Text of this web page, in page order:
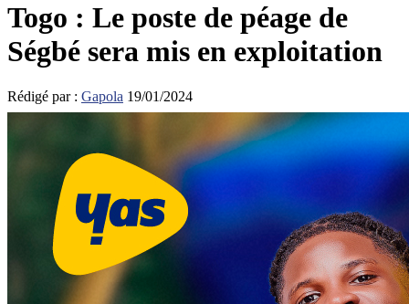
Togo : Le poste de péage de
Ségbé sera mis en exploitation
Rédigé par : Gapola 19/01/2024